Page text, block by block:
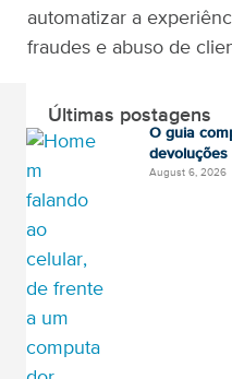
automatizar a
fraudes e abuso de
Últimas postagens
O guia
August 6, 2026